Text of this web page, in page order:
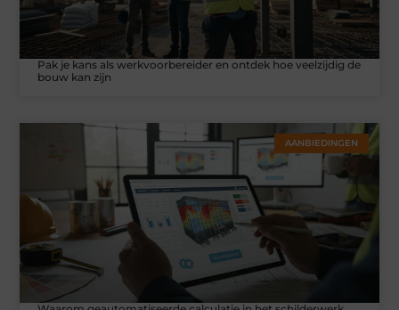
Pak je kans als werkvoorbereider en ontdek hoe veelzijdig de
bouw kan zijn
AANBIEDINGEN